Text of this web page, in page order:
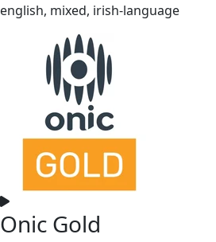
english, mixed, irish-language
Onic Gold